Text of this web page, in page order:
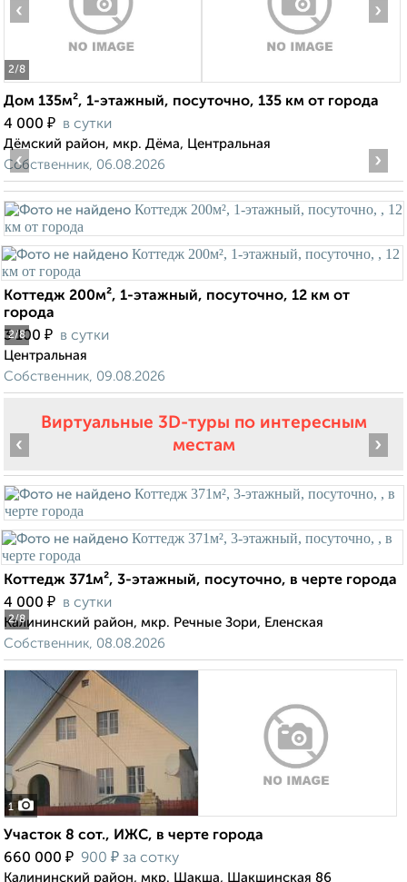
2/8
‹ ›
Дом 135м², 1-этажный, посуточно, 135 км от города
4 000 ₽ в сутки
Дёмский район, мкр. Дёма, Центральная
Собственник, 06.08.2026
2/8
‹ ›
Коттедж 200м², 1-этажный, посуточно, 12 км от
города
3 100 ₽ в сутки
Центральная
Собственник, 09.08.2026
Виртуальные 3D-туры по интересным
местам
2/8
‹ ›
Коттедж 371м², 3-этажный, посуточно, в черте города
4 000 ₽ в сутки
Калининский район, мкр. Речные Зори, Еленская
Собственник, 08.08.2026
1
Участок 8 сот., ИЖС, в черте города
660 000 ₽ 900 ₽ за сотку
Калининский район, мкр. Шакша, Шакшинская 86